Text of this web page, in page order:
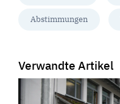
Abstimmungen
Verwandte Artikel